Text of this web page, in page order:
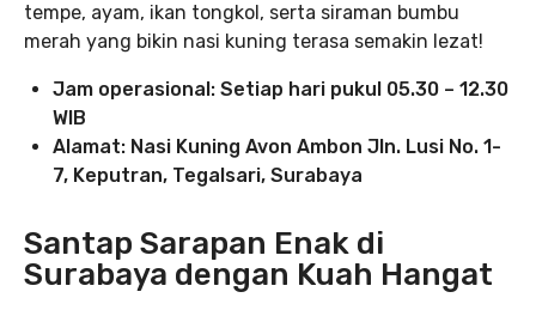
tempe, ayam, ikan tongkol, serta siraman bumbu
merah yang bikin nasi kuning terasa semakin lezat!
Jam operasional: Setiap hari pukul 05.30 – 12.30
WIB
Alamat: Nasi Kuning Avon Ambon Jln. Lusi No. 1-
7, Keputran, Tegalsari, Surabaya
Santap Sarapan Enak di
Surabaya dengan Kuah Hangat